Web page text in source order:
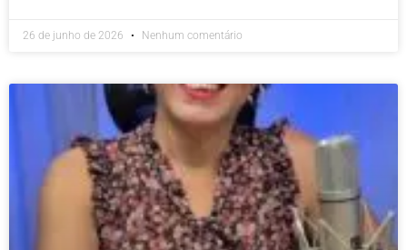
26 de junho de 2026 Nenhum comentário